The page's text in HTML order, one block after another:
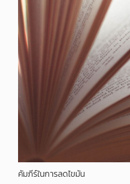
คัมภีร์ในการลดไขมัน